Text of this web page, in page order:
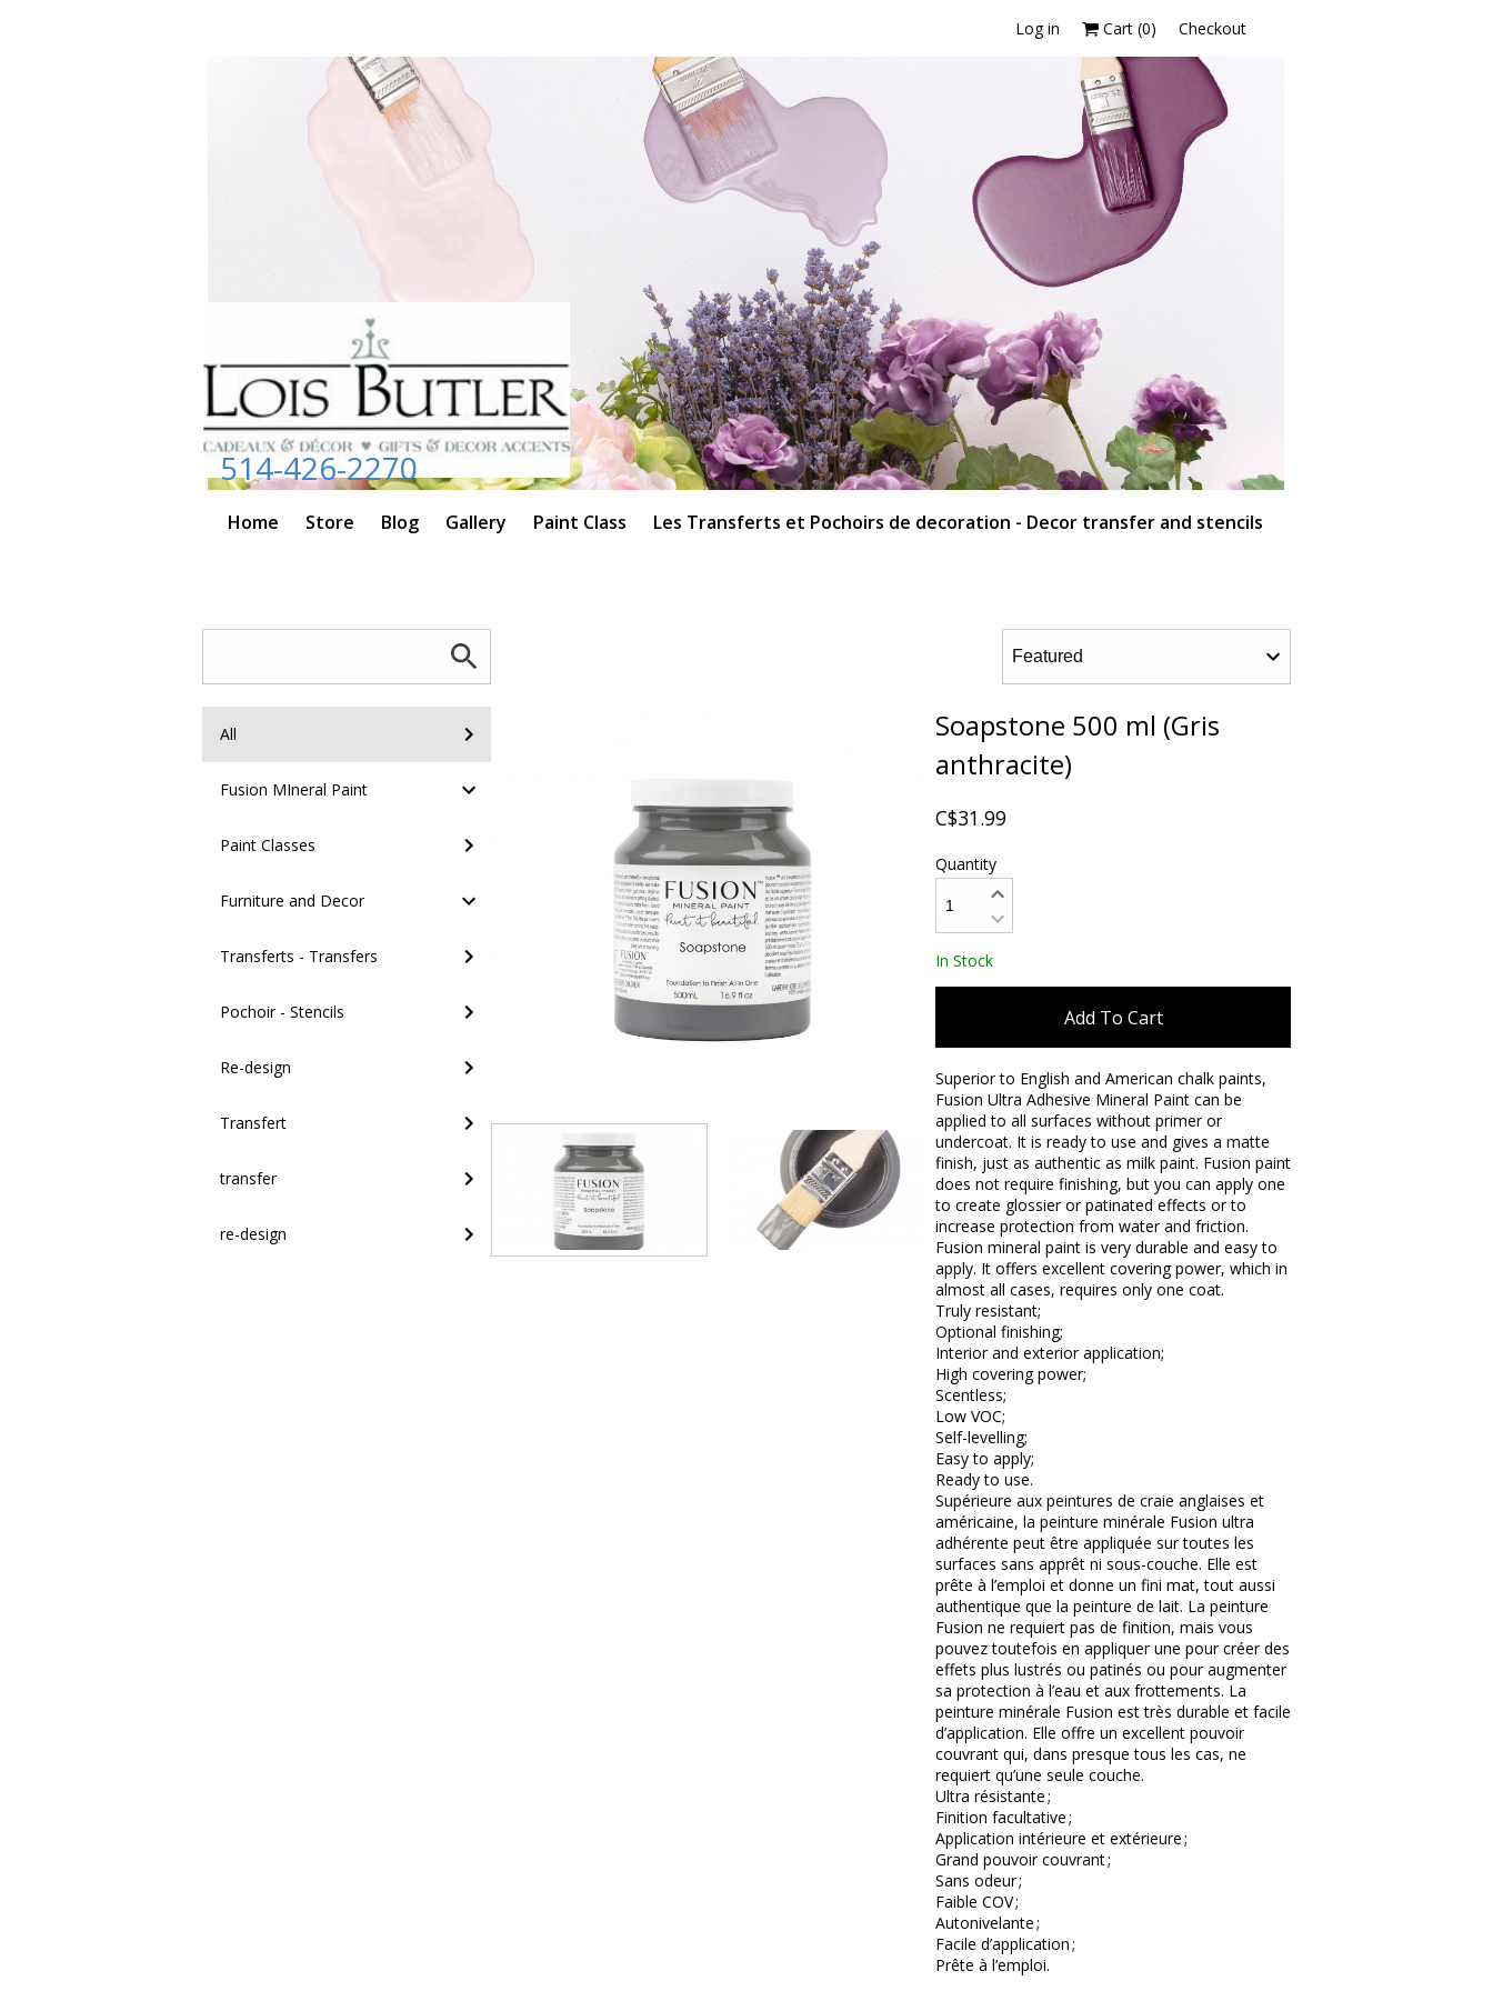
Log in Cart (0) Checkout
514-426-2270
Home Store Blog Gallery Paint Class Les Transferts et Pochoirs de decoration - Decor transfer and stencils
All
Fusion MIneral Paint
Paint Classes
Furniture and Decor
Transferts - Transfers
Pochoir - Stencils
Re-design
Transfert
transfer
re-design
Soapstone 500 ml (Gris
anthracite)
C$31.99
Quantity
In Stock
Add To Cart
Superior to English and American chalk paints,
Fusion Ultra Adhesive Mineral Paint can be
applied to all surfaces without primer or
undercoat. It is ready to use and gives a matte
finish, just as authentic as milk paint. Fusion paint
does not require finishing, but you can apply one
to create glossier or patinated effects or to
increase protection from water and friction.
Fusion mineral paint is very durable and easy to
apply. It offers excellent covering power, which in
almost all cases, requires only one coat.
Truly resistant;
Optional finishing;
Interior and exterior application;
High covering power;
Scentless;
Low VOC;
Self-levelling;
Easy to apply;
Ready to use.
Supérieure aux peintures de craie anglaises et
américaine, la peinture minérale Fusion ultra
adhérente peut être appliquée sur toutes les
surfaces sans apprêt ni sous-couche. Elle est
prête à l’emploi et donne un fini mat, tout aussi
authentique que la peinture de lait. La peinture
Fusion ne requiert pas de finition, mais vous
pouvez toutefois en appliquer une pour créer des
effets plus lustrés ou patinés ou pour augmenter
sa protection à l’eau et aux frottements. La
peinture minérale Fusion est très durable et facile
d’application. Elle offre un excellent pouvoir
couvrant qui, dans presque tous les cas, ne
requiert qu’une seule couche.
Ultra résistante ;
Finition facultative ;
Application intérieure et extérieure ;
Grand pouvoir couvrant ;
Sans odeur ;
Faible COV ;
Autonivelante ;
Facile d’application ;
Prête à l’emploi.